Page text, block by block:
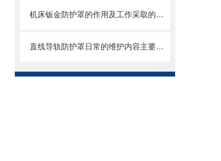
机床钣金防护罩的作用及工作采取的方法
直线导轨防护罩日常的维护内容主要包括哪些方面